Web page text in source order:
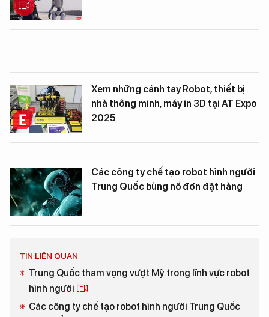
Xem những cánh tay Robot, thiết bị
nhà thông minh, máy in 3D tại AT Expo
2025
Các công ty chế tạo robot hình người
Trung Quốc bùng nổ đơn đặt hàng
TIN LIÊN QUAN
Trung Quốc tham vọng vượt Mỹ trong lĩnh vực robot
hình người
Các công ty chế tạo robot hình người Trung Quốc